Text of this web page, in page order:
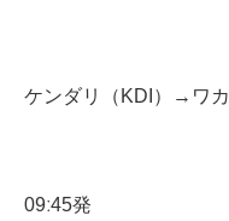
ケンダリ（KDI）→ワカ
09ː45発